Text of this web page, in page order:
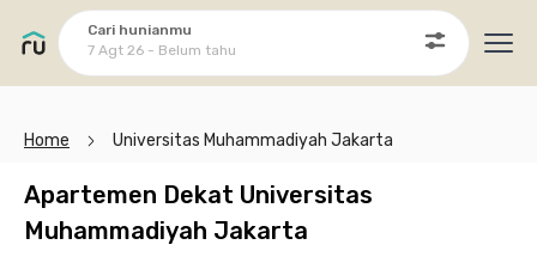
Cari hunianmu
7 Agt 26 - Belum tahu
Home Universitas Muhammadiyah Jakarta
Apartemen Dekat Universitas
Muhammadiyah Jakarta